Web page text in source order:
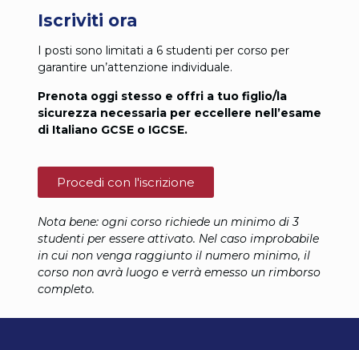
Iscriviti ora
I posti sono limitati a 6 studenti per corso per
garantire un’attenzione individuale.
Prenota oggi stesso e offri a tuo figlio/la
sicurezza necessaria per eccellere nell’esame
di Italiano GCSE o IGCSE.
Procedi con l'iscrizione
Nota bene: ogni corso richiede un minimo di 3
studenti per essere attivato. Nel caso improbabile
in cui non venga raggiunto il numero minimo, il
corso non avrà luogo e verrà emesso un rimborso
completo.